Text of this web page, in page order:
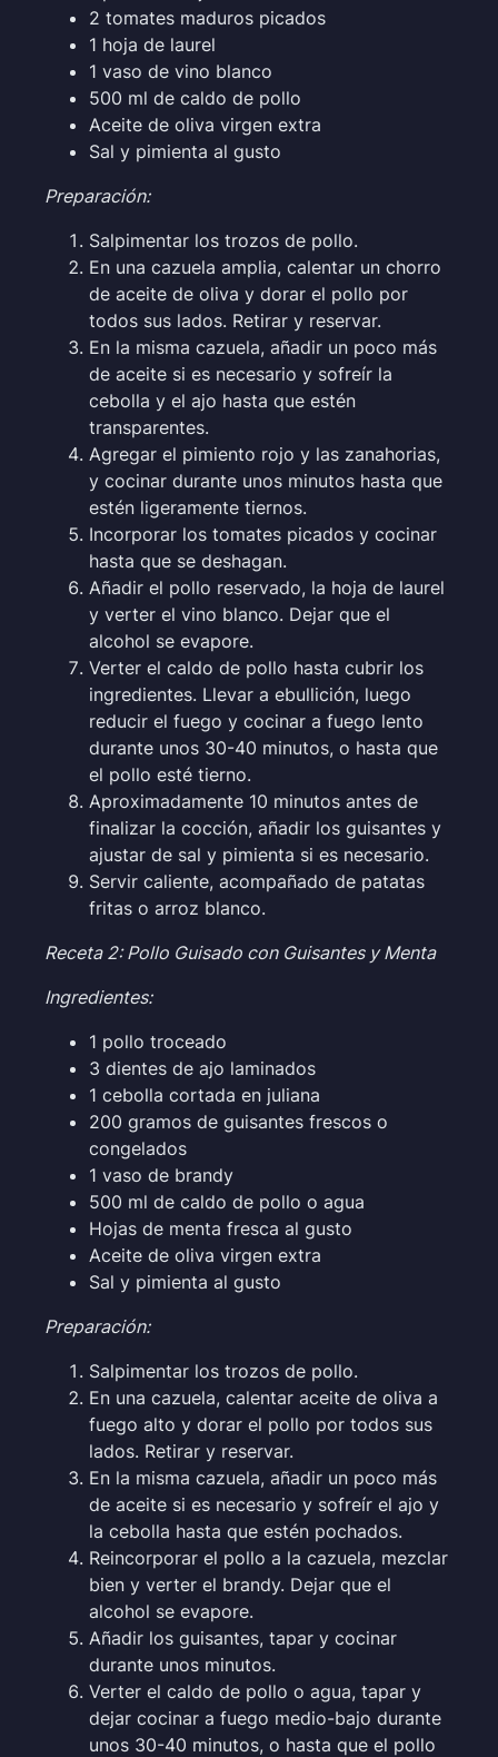
2 tomates maduros picados
1 hoja de laurel
1 vaso de vino blanco
500 ml de caldo de pollo
Aceite de oliva virgen extra
Sal y pimienta al gusto
Preparación:
Salpimentar los trozos de pollo.
En una cazuela amplia, calentar un chorro
de aceite de oliva y dorar el pollo por
todos sus lados. Retirar y reservar.
En la misma cazuela, añadir un poco más
de aceite si es necesario y sofreír la
cebolla y el ajo hasta que estén
transparentes.
Agregar el pimiento rojo y las zanahorias,
y cocinar durante unos minutos hasta que
estén ligeramente tiernos.
Incorporar los tomates picados y cocinar
hasta que se deshagan.
Añadir el pollo reservado, la hoja de laurel
y verter el vino blanco. Dejar que el
alcohol se evapore.
Verter el caldo de pollo hasta cubrir los
ingredientes. Llevar a ebullición, luego
reducir el fuego y cocinar a fuego lento
durante unos 30-40 minutos, o hasta que
el pollo esté tierno.
Aproximadamente 10 minutos antes de
finalizar la cocción, añadir los guisantes y
ajustar de sal y pimienta si es necesario.
Servir caliente, acompañado de patatas
fritas o arroz blanco.
Receta 2: Pollo Guisado con Guisantes y Menta
Ingredientes:
1 pollo troceado
3 dientes de ajo laminados
1 cebolla cortada en juliana
200 gramos de guisantes frescos o
congelados
1 vaso de brandy
500 ml de caldo de pollo o agua
Hojas de menta fresca al gusto
Aceite de oliva virgen extra
Sal y pimienta al gusto
Preparación:
Salpimentar los trozos de pollo.
En una cazuela, calentar aceite de oliva a
fuego alto y dorar el pollo por todos sus
lados. Retirar y reservar.
En la misma cazuela, añadir un poco más
de aceite si es necesario y sofreír el ajo y
la cebolla hasta que estén pochados.
Reincorporar el pollo a la cazuela, mezclar
bien y verter el brandy. Dejar que el
alcohol se evapore.
Añadir los guisantes, tapar y cocinar
durante unos minutos.
Verter el caldo de pollo o agua, tapar y
dejar cocinar a fuego medio-bajo durante
unos 30-40 minutos, o hasta que el pollo